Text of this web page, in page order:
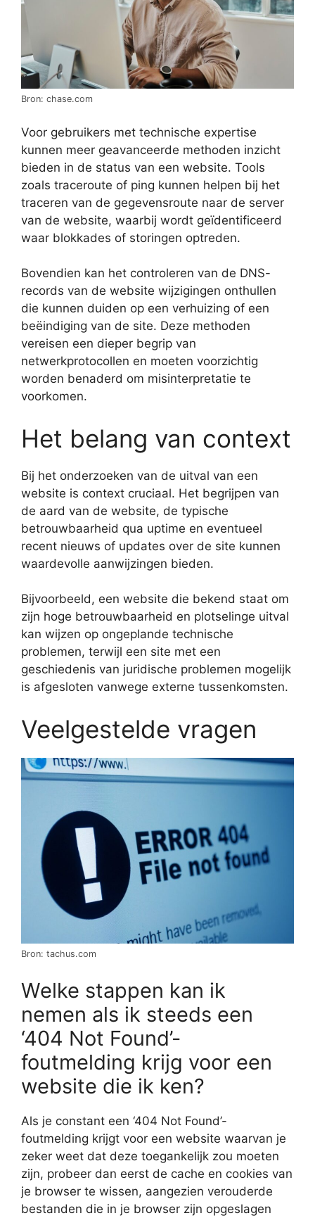
Bron: chase.com
Voor gebruikers met technische expertise
kunnen meer geavanceerde methoden inzicht
bieden in de status van een website. Tools
zoals traceroute of ping kunnen helpen bij het
traceren van de gegevensroute naar de server
van de website, waarbij wordt geïdentificeerd
waar blokkades of storingen optreden.
Bovendien kan het controleren van de DNS-
records van de website wijzigingen onthullen
die kunnen duiden op een verhuizing of een
beëindiging van de site. Deze methoden
vereisen een dieper begrip van
netwerkprotocollen en moeten voorzichtig
worden benaderd om misinterpretatie te
voorkomen.
Het belang van context
Bij het onderzoeken van de uitval van een
website is context cruciaal. Het begrijpen van
de aard van de website, de typische
betrouwbaarheid qua uptime en eventueel
recent nieuws of updates over de site kunnen
waardevolle aanwijzingen bieden.
Bijvoorbeeld, een website die bekend staat om
zijn hoge betrouwbaarheid en plotselinge uitval
kan wijzen op ongeplande technische
problemen, terwijl een site met een
geschiedenis van juridische problemen mogelijk
is afgesloten vanwege externe tussenkomsten.
Veelgestelde vragen
Bron: tachus.com
Welke stappen kan ik
nemen als ik steeds een
‘404 Not Found’-
foutmelding krijg voor een
website die ik ken?
Als je constant een ‘404 Not Found’-
foutmelding krijgt voor een website waarvan je
zeker weet dat deze toegankelijk zou moeten
zijn, probeer dan eerst de cache en cookies van
je browser te wissen, aangezien verouderde
bestanden die in je browser zijn opgeslagen